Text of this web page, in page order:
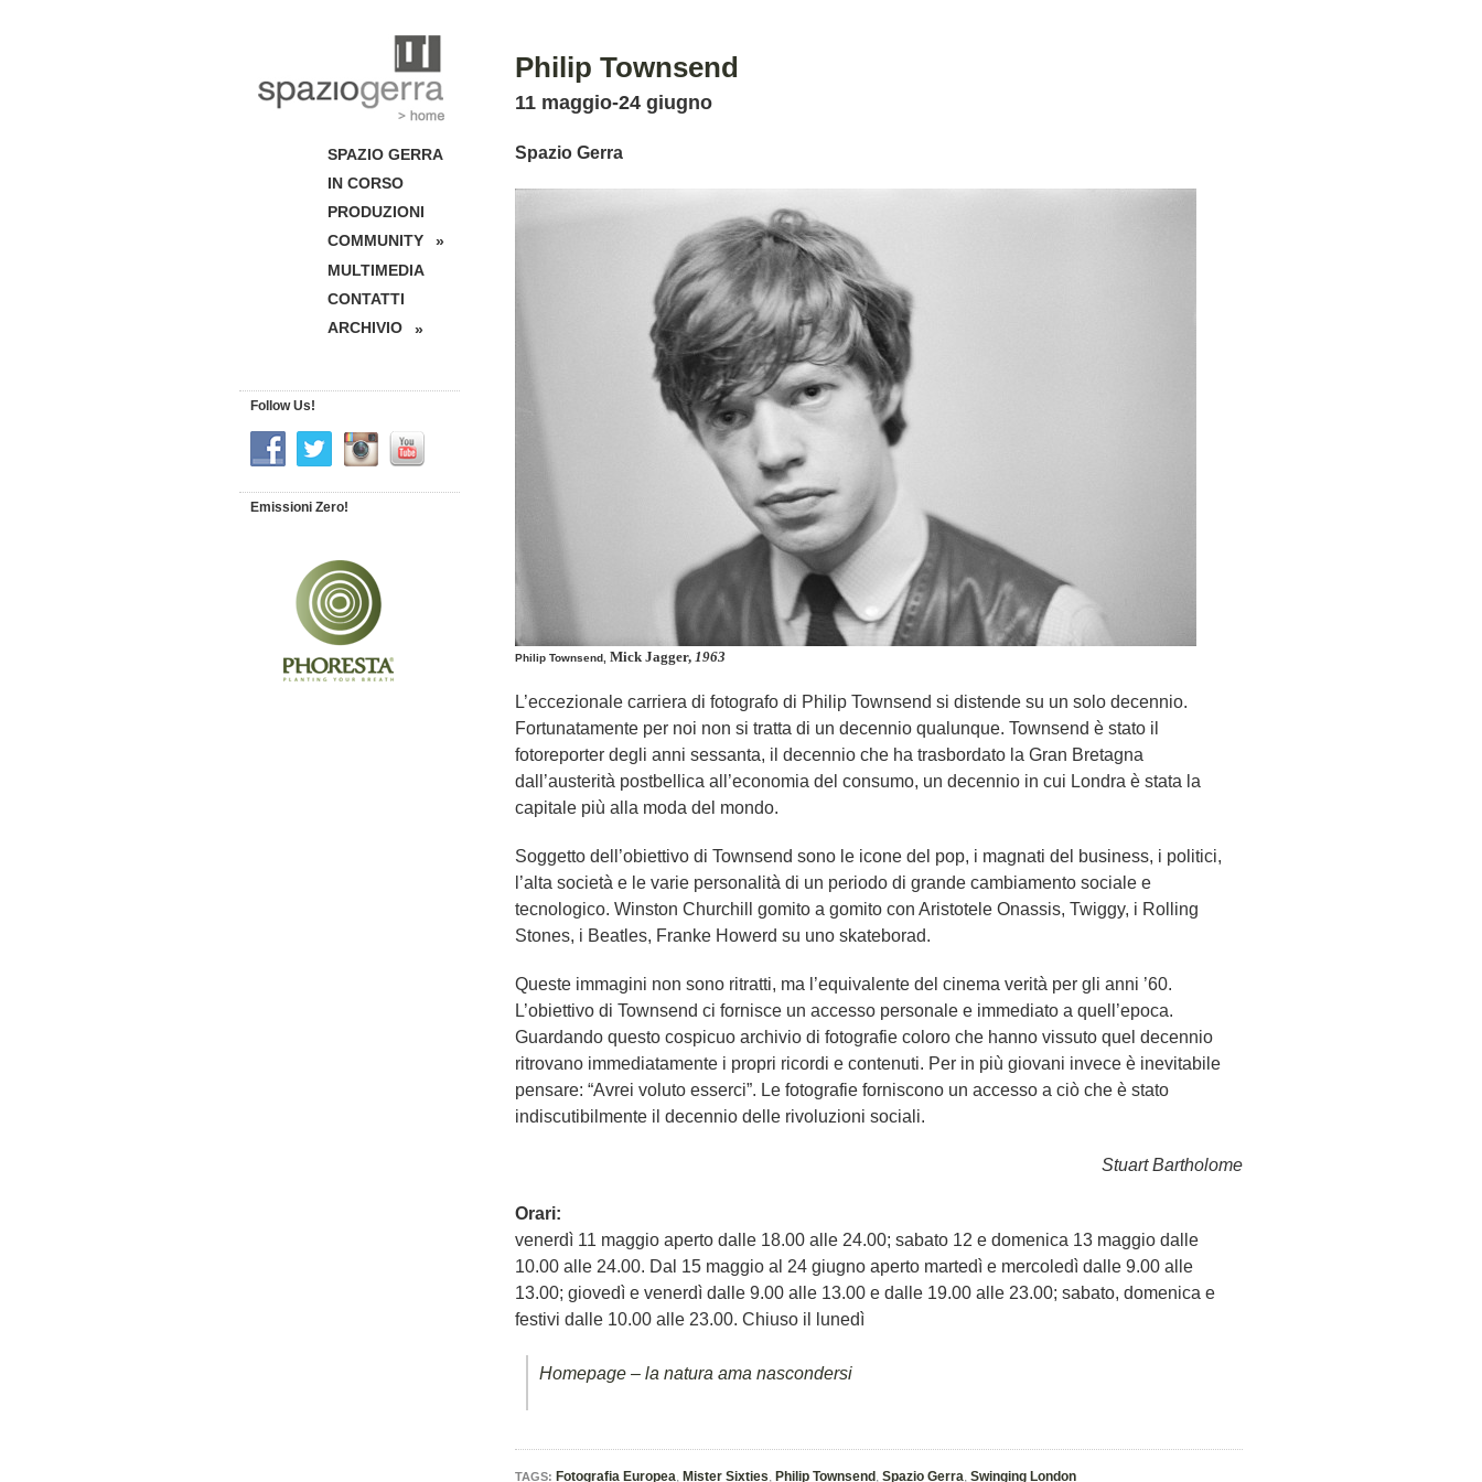
Philip Townsend
11 maggio-24 giugno
Spazio Gerra
Philip Townsend, Mick Jagger, 1963
L’eccezionale carriera di fotografo di Philip Townsend si distende su un solo decennio.
Fortunatamente per noi non si tratta di un decennio qualunque. Townsend è stato il
fotoreporter degli anni sessanta, il decennio che ha trasbordato la Gran Bretagna
dall’austerità postbellica all’economia del consumo, un decennio in cui Londra è stata la
capitale più alla moda del mondo.
Soggetto dell’obiettivo di Townsend sono le icone del pop, i magnati del business, i politici,
l’alta società e le varie personalità di un periodo di grande cambiamento sociale e
tecnologico. Winston Churchill gomito a gomito con Aristotele Onassis, Twiggy, i Rolling
Stones, i Beatles, Franke Howerd su uno skateborad.
Queste immagini non sono ritratti, ma l’equivalente del cinema verità per gli anni ’60.
L’obiettivo di Townsend ci fornisce un accesso personale e immediato a quell’epoca.
Guardando questo cospicuo archivio di fotografie coloro che hanno vissuto quel decennio
ritrovano immediatamente i propri ricordi e contenuti. Per in più giovani invece è inevitabile
pensare: “Avrei voluto esserci”. Le fotografie forniscono un accesso a ciò che è stato
indiscutibilmente il decennio delle rivoluzioni sociali.
Stuart Bartholome
Orari:
venerdì 11 maggio aperto dalle 18.00 alle 24.00; sabato 12 e domenica 13 maggio dalle
10.00 alle 24.00. Dal 15 maggio al 24 giugno aperto martedì e mercoledì dalle 9.00 alle
13.00; giovedì e venerdì dalle 9.00 alle 13.00 e dalle 19.00 alle 23.00; sabato, domenica e
festivi dalle 10.00 alle 23.00. Chiuso il lunedì
Homepage – la natura ama nascondersi
TAGS: Fotografia Europea, Mister Sixties, Philip Townsend , Spazio Gerra, Swinging London
SPAZIO GERRA
IN CORSO
PRODUZIONI
COMMUNITY
»
MULTIMEDIA
CONTATTI
ARCHIVIO
»
Follow Us!
Emissioni Zero!